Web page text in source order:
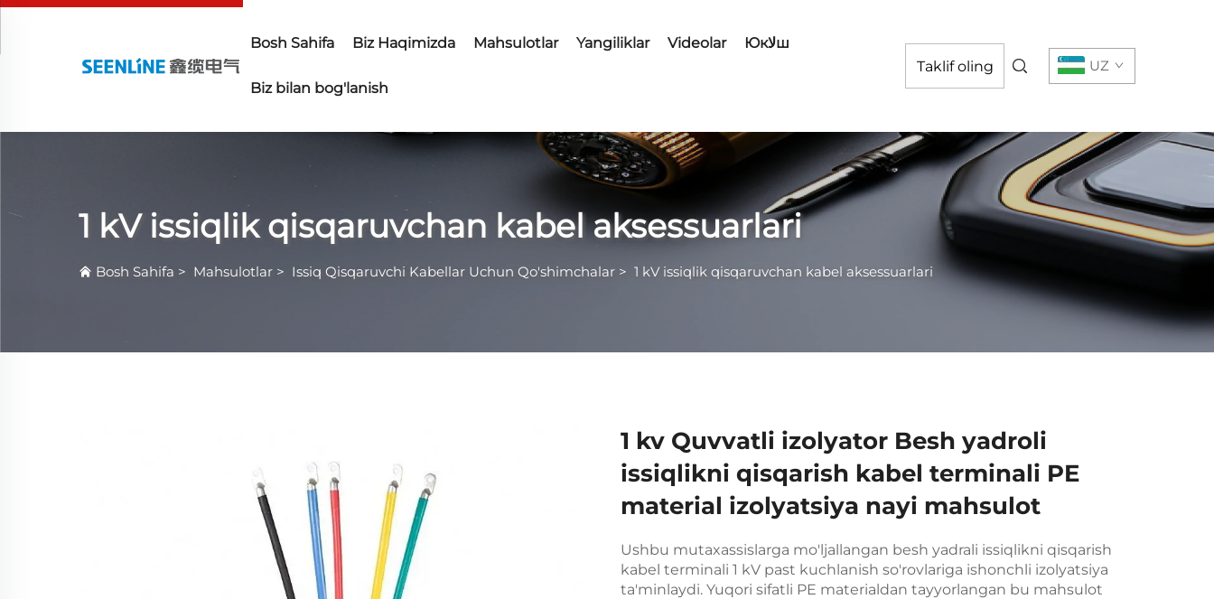
Bosh Sahifa Biz Haqimizda Mahsulotlar Yangiliklar Videolar Юкلاш
Biz bilan bog'lanish
Taklif oling UZ
1 kV issiqlik qisqaruvchan kabel aksessuarlari
Bosh Sahifa > Mahsulotlar > Issiq Qisqaruvchi Kabellar Uchun Qo'shimchalar > 1 kV issiqlik qisqaruvchan kabel aksessuarlari
1 kv Quvvatli izolyator Besh yadroli
issiqlikni qisqarish kabel terminali PE
material izolyatsiya nayi mahsulot
Ushbu mutaxassislarga mo'ljallangan besh yadrali issiqlikni qisqarish
kabel terminali 1 kV past kuchlanish so'rovlariga ishonchli izolyatsiya
ta'minlaydi. Yuqori sifatli PE materialdan tayyorlangan bu mahsulot